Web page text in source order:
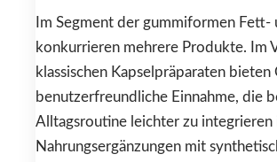
Im Segment der gummiformen
konkurrieren mehrere Produkte. Im
klassischen Kapselpräparaten bieten
benutzerfreundliche Einnahme, die
Alltagsroutine leichter zu integrieren
Nahrungsergänzungen mit